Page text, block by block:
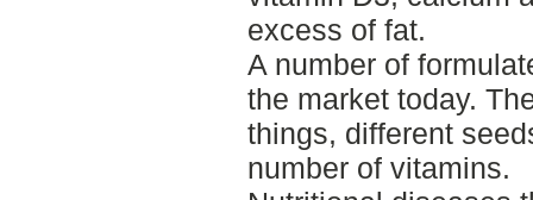
excess of fat.
A number of
the market today.
things, different
number of vitamins.